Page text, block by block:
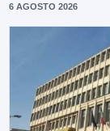
6 AGOSTO 2026